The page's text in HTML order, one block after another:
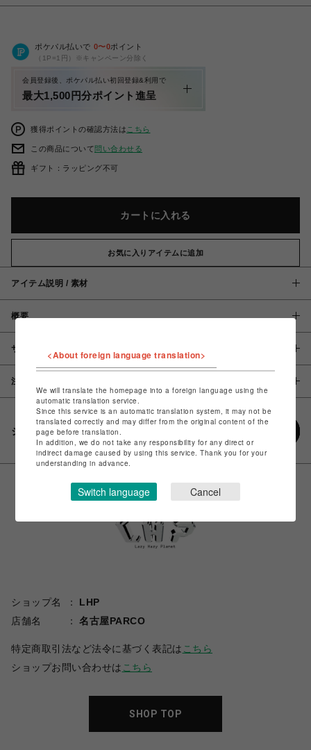
ポケパル払いで 0〜0ポイント
（1P=1円）※キャンペーン分除く
会員登録後、ポケパル払い初回登録&利用で
最大1,500円分ポイント進呈
獲得ポイントの確認方法は こちら
この商品について問い合わせる
ギフト：ラッピング不可
カートに入れる
お気に入りアイテムに追加
アイテム説明 / 素材
概要
サイズ
注意事項
シェアする
ショップ名
LHP
店舗名
名古屋PARCO
特定商取引法など法令に基づく表記は こちら
ショップお問い合わせは こちら
SHOP TOP
<About foreign language translation>
We will translate the homepage into a foreign language using the
automatic translation service.
Since this service is an automatic translation system, it may not be
translated correctly and may differ from the original content of the
page before translation.
In addition, we do not take any responsibility for any direct or
indirect damage caused by using this service. Thank you for your
understanding in advance.
Switch language Cancel